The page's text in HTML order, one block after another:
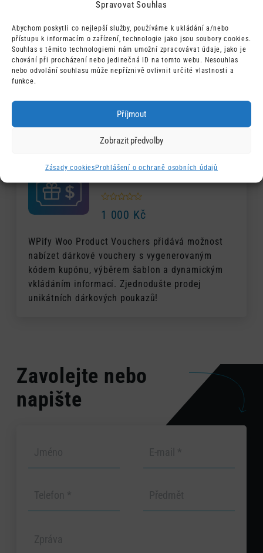
Spravovat Souhlas
Abychom poskytli co nejlepší služby, používáme k ukládání a/nebo
přístupu k informacím o zařízení, technologie jako jsou soubory cookies.
Souhlas s těmito technologiemi nám umožní zpracovávat údaje, jako je
chování při procházení nebo jedinečná ID na tomto webu. Nesouhlas
nebo odvolání souhlasu může nepříznivě ovlivnit určité vlastnosti a
funkce.
Příjmout
Zobrazit předvolby
Zásady cookiesProhlášení o ochraně osobních údajů
1 700Kč
Přidejte do vašeho WooCommerce e-shopu
jednoduchou platební bránau GoPay. Umožňuje
nejen platby kartou, ale i pomocí GoPay účtu,
Apple Pay, Google Pay, platebních tlačítek a
mnoha dalších metod.
WPify Woo Product
1 000 Kč
WPify Woo Product Vouchers přidává možnost
nabízet dárkové vouchery s vygenerovaným
kódem kupónu, výběrem šablon a dynamickým
vkládáním informací. Zjednodušte prodej
unikátních dárkových poukazů!
Zavolejte nebo
napište